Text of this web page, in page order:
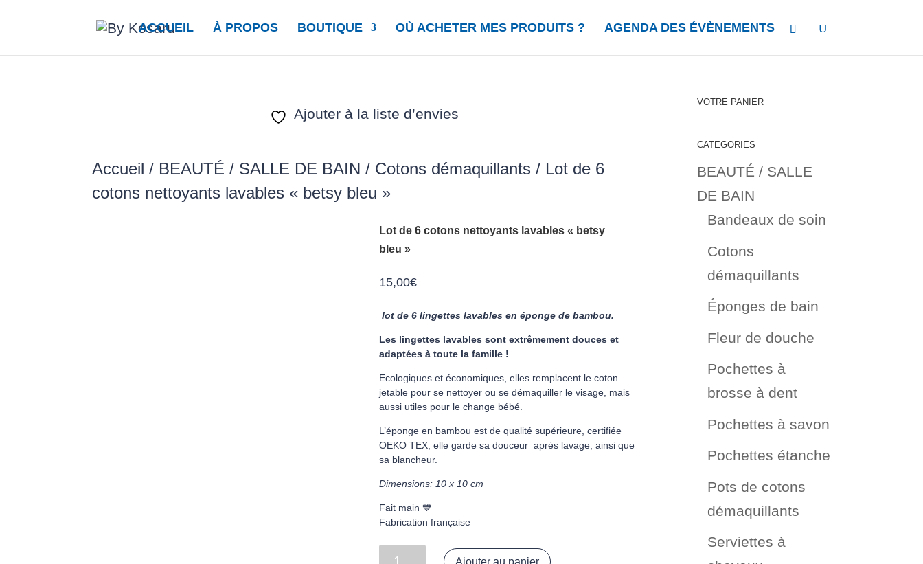
ACCUEIL À PROPOS BOUTIQUE OÙ ACHETER MES PRODUITS ? AGENDA DES ÉVÈNEMENTS
Ajouter à la liste d’envies
Accueil / BEAUTÉ / SALLE DE BAIN / Cotons démaquillants / Lot de 6
cotons nettoyants lavables « betsy bleu »
Lot de 6 cotons nettoyants lavables « betsy
bleu »
15,00€
lot de 6 lingettes lavables en éponge de bambou.
Les lingettes lavables sont extrêmement douces et
adaptées à toute la famille !
Ecologiques et économiques, elles remplacent le coton
jetable pour se nettoyer ou se démaquiller le visage, mais
aussi utiles pour le change bébé.
L’éponge en bambou est de qualité supérieure, certifiée
OEKO TEX, elle garde sa douceur après lavage, ainsi que
sa blancheur.
Dimensions: 10 x 10 cm
Fait main 💙
Fabrication française
quantité
Ajouter au panier
VOTRE PANIER
CATEGORIES
BEAUTÉ / SALLE
DE BAIN
Bandeaux de soin
Cotons
démaquillants
Éponges de bain
Fleur de douche
Pochettes à
brosse à dent
Pochettes à savon
Pochettes étanche
Pots de cotons
démaquillants
Serviettes à